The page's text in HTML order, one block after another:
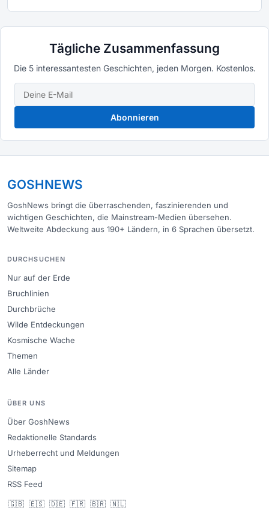
Tägliche Zusammenfassung
Die 5 interessantesten Geschichten, jeden Morgen. Kostenlos.
Abonnieren
GOSHNEWS
GoshNews bringt die überraschenden, faszinierenden und
wichtigen Geschichten, die Mainstream-Medien übersehen.
Weltweite Abdeckung aus 190+ Ländern, in 6 Sprachen übersetzt.
DURCHSUCHEN
Nur auf der Erde
Bruchlinien
Durchbrüche
Wilde Entdeckungen
Kosmische Wache
Themen
Alle Länder
ÜBER UNS
Über GoshNews
Redaktionelle Standards
Urheberrecht und Meldungen
Sitemap
RSS Feed
🇬🇧 🇪🇸 🇩🇪 🇫🇷 🇧🇷 🇳🇱